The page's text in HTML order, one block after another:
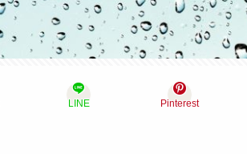
LINE Pinterest